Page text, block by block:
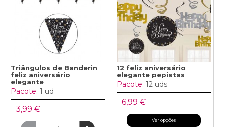
Triângulos de Banderin
feliz aniversário
elegante
Pacote: 1 ud
3,99 €
12 feliz aniversário
elegante pepistas
Pacote: 12 uds
6,99 €
Ver opções